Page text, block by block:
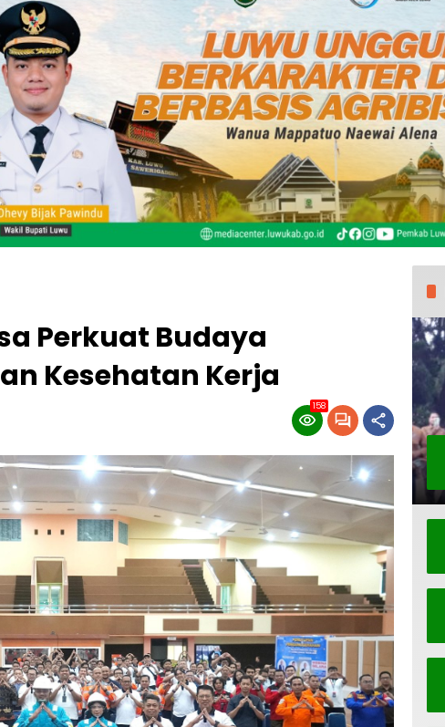
Perkuat Budaya
Kesehatan Kerja
158